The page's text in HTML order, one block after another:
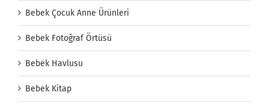
Bebek Çocuk Anne Ürünleri
Bebek Fotoğraf Örtüsü
Bebek Havlusu
Bebek Kitap